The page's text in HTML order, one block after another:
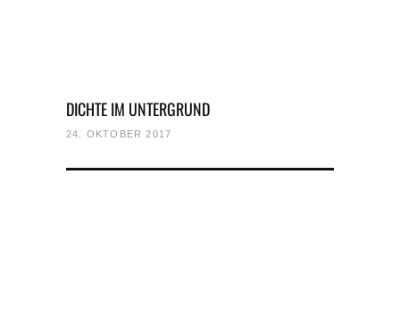
DICHTE IM UNTERGRUND
24. OKTOBER 2017